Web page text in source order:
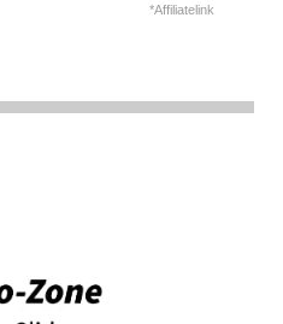
*Affiliatelink